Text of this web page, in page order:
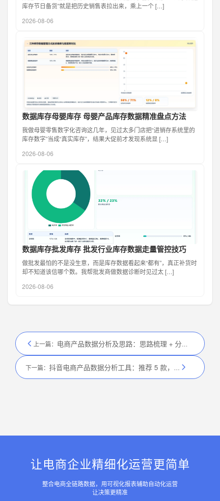
库存节日备货”就是把历史销售表拉出来，乘上一个 […]
2026-08-06
数据库存母婴库存 母婴产品库存数据精准盘点方法
我做母婴零售数字化咨询这几年，见过太多门店把“进销存系统里的
库存数字”当成“真实库存”，结果大促前才发现系统显 […]
2026-08-06
数据库存批发库存 批发行业库存数据走量管控技巧
做批发最怕的不是没生意，而是库存数据看起来“都有”，真正补货时
却不知道该信哪个数。我帮批发商做数据诊断时见过太 […]
2026-08-06
上一篇： 电商产品数据分析及思路：思路梳理 + 分析步骤，高效分析
下一篇： 抖音电商产品数据分析工具：推荐 5 款，适配抖音电商
让电商企业精细化运营更简单
整合电商全链路数据，用可视化报表辅助自动化运营
让决策更精准